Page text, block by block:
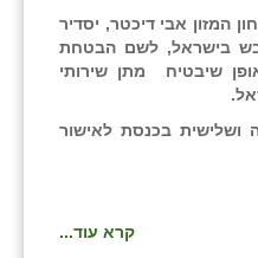
המזון אבי דיכטר, יסדיר
בישראל, לשם הבטחת
שיבטיח מתן שירותי
ושלישית בכנסת לאישור
קרא עוד...